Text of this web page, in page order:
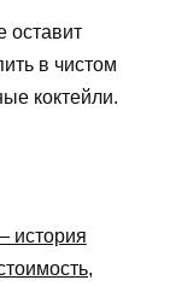
оставит
в чистом
коктейли.
история